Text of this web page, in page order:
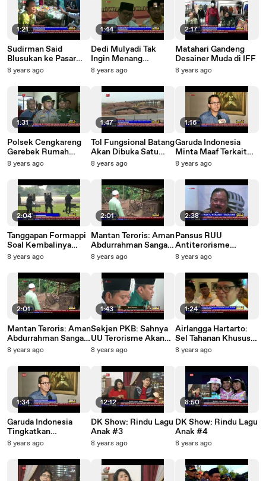
1:21
Sudirman Said
Blusukan ke Pasar
Tradisional Brebes
8 years ago
1:31
Polsek Cengkareng
Gerebek Rumah
Pembuatan Miras
8 years ago
2:04
Tanggapan Formappi
Soal Kembalinya
Koopsusgab
8 years ago
2:01
Mantan Teroris: Aman
Abdurrahman Sangat
Berbahaya
8 years ago
1:34
Garuda Indonesia
Tingkatkan
Pengamanan Pasca-
8 years ago
1:44
Dedi Mulyadi Tak
Ingin Menang
Berdasarkan Hasil
8 years ago
1:47
Tol Fungsional Batang
Akan Dibuka Satu
Lajur
8 years ago
2:01
Mantan Teroris: Aman
Abdurrahman Sangat
Berbahaya
8 years ago
1:43
Sekjen PKB: Sahnya
UU Terorisme Akan
Bantu Penindakan
8 years ago
12:12
DK Show: Rindu Lagu
Anak #3
8 years ago
2:17
Matahari Gandeng
Desainer Muda di IFF
8 years ago
1:16
Garuda Indonesia
Minta Maaf Terkait
Postingan di
8 years ago
2:38
Pansus RUU
Antiterorisme
Selesai Rabu Depan
8 years ago
1:24
Airlangga Hartarto:
Sel Tahanan Khusus
Teroris Tidak Masuk
8 years ago
8:50
DK Show: Rindu Lagu
Anak #4
8 years ago